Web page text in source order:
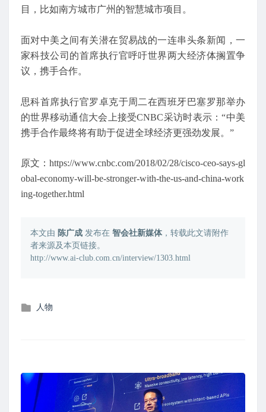
目，比如南方城市广州的智慧城市项目。
面对中美之间有关潜在贸易战的一连串头条新闻，一
家科技公司的首席执行官呼吁世界两大经济体搁置争
议，携手合作。
思科首席执行官罗卓克于周二在西班牙巴塞罗那举办
的世界移动通信大会上接受CNBC采访时表示：“中美
携手合作最终将有助于促进全球经济更强劲发展。”
原文：https://www.cnbc.com/2018/02/28/cisco-ceo-says-gl
obal-economy-will-be-stronger-with-the-us-and-china-work
ing-together.html
本文由 陈广成 发布在 智会社新媒体，转载此文请附作
者来源及本页链接。
http://www.ai-club.com.cn/interview/1303.html
发
人物